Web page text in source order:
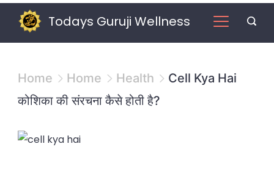
content
Todays Guruji Wellness
Home Home Health
Cell Kya Hai
कोशिका की संरचना कैसे होती है?